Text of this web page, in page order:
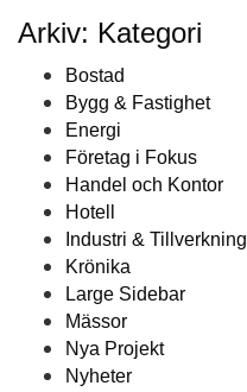
Arkiv: Kategori
Bostad
Bygg & Fastighet
Energi
Företag i Fokus
Handel och Kontor
Hotell
Industri & Tillverkning
Krönika
Large Sidebar
Mässor
Nya Projekt
Nyheter